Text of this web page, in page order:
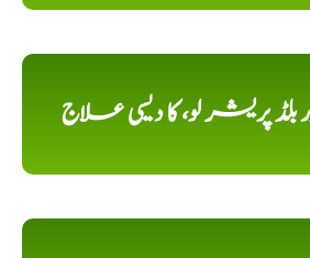
بلڈ پریشر لو، کا دیسی علاج